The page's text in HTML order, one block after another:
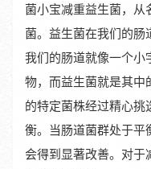
菌小宝减重益生菌，
菌。益生菌在我们的肠
我们的肠道就像一个小
物，而益生菌就是其中
的特定菌株经过精心
衡。当肠道菌群处于平
会得到显著改善。对于